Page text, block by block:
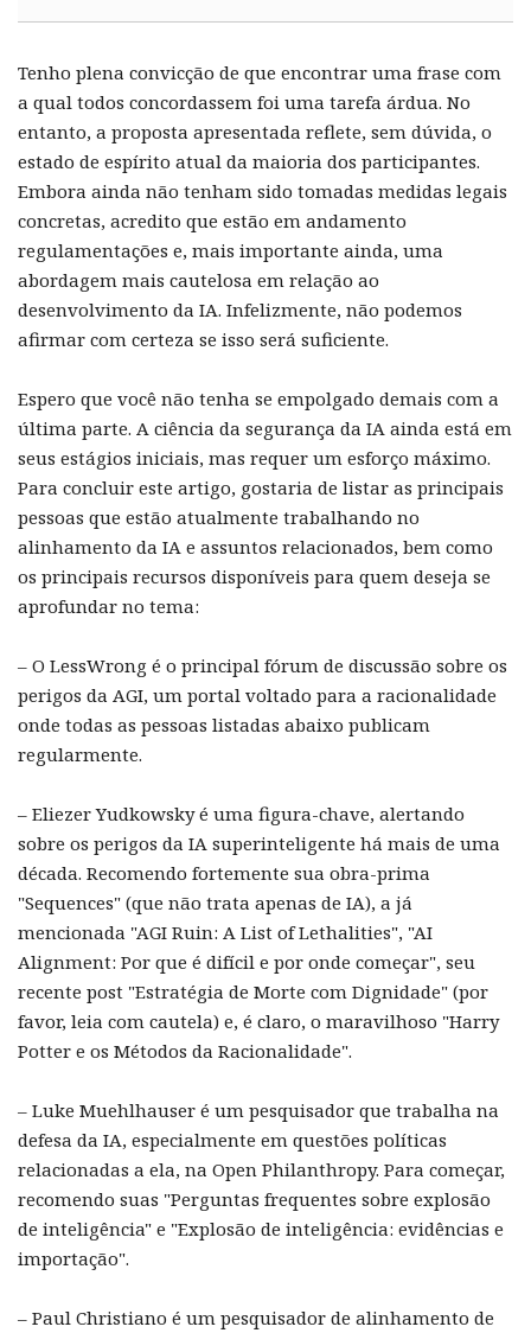
Tenho plena convicção de que encontrar uma frase com
a qual todos concordassem foi uma tarefa árdua. No
entanto, a proposta apresentada reflete, sem dúvida, o
estado de espírito atual da maioria dos participantes.
Embora ainda não tenham sido tomadas medidas legais
concretas, acredito que estão em andamento
regulamentações e, mais importante ainda, uma
abordagem mais cautelosa em relação ao
desenvolvimento da IA. Infelizmente, não podemos
afirmar com certeza se isso será suficiente.
Espero que você não tenha se empolgado demais com a
última parte. A ciência da segurança da IA ainda está em
seus estágios iniciais, mas requer um esforço máximo.
Para concluir este artigo, gostaria de listar as principais
pessoas que estão atualmente trabalhando no
alinhamento da IA e assuntos relacionados, bem como
os principais recursos disponíveis para quem deseja se
aprofundar no tema:
– O LessWrong é o principal fórum de discussão sobre os
perigos da AGI, um portal voltado para a racionalidade
onde todas as pessoas listadas abaixo publicam
regularmente.
– Eliezer Yudkowsky é uma figura-chave, alertando
sobre os perigos da IA superinteligente há mais de uma
década. Recomendo fortemente sua obra-prima
"Sequences" (que não trata apenas de IA), a já
mencionada "AGI Ruin: A List of Lethalities", "AI
Alignment: Por que é difícil e por onde começar", seu
recente post "Estratégia de Morte com Dignidade" (por
favor, leia com cautela) e, é claro, o maravilhoso "Harry
Potter e os Métodos da Racionalidade".
– Luke Muehlhauser é um pesquisador que trabalha na
defesa da IA, especialmente em questões políticas
relacionadas a ela, na Open Philanthropy. Para começar,
recomendo suas "Perguntas frequentes sobre explosão
de inteligência" e "Explosão de inteligência: evidências e
importação".
– Paul Christiano é um pesquisador de alinhamento de